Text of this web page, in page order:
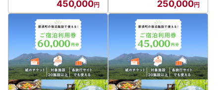
行券 ホテル 観光 国内旅行
那須 栃木県 那須町
450,000
ホテル 観光 国内旅行 那須
栃木県 那須町
250,000